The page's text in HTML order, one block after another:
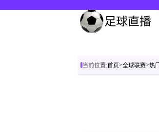
当前位置:首页>全球联赛>热